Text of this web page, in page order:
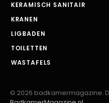
KERAMISCH SANITAIR
KRANEN
LIGBADEN
TOILETTEN
WASTAFELS
© 2026 badkamermagazine.